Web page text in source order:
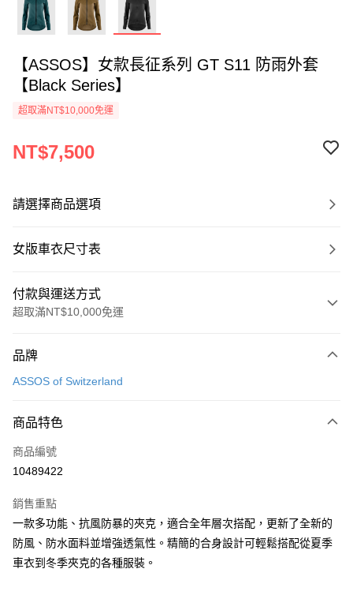
【ASSOS】女款長征系列 GT S11 防雨外套
【Black Series】
超取滿NT$10,000免運
NT$7,500
請選擇商品選項
女版車衣尺寸表
付款與運送方式
超取滿NT$10,000免運
信用卡一次付款
運送方式
全家取貨付款
付款後全家取貨
每筆NT$90
7-11取貨付款
品牌
ASSOS of Switzerland
商品特色
商品編號
10489422
銷售重點
一款多功能、抗風防暴的夾克，適合全年層次搭配，更新了全新的
防風、防水面料並增強透氣性。精簡的合身設計可輕鬆搭配從夏季
車衣到冬季夾克的各種服裝。